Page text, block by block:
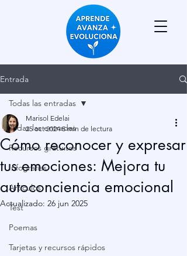
Entrada
Todas las entradas
Recursos gratuitos
Infografías
Artículos
Test
Poemas
Tarjetas y recursos rápidos
Todas las entradas
Cómo reconocer y expresar
tus emociones: Mejora tu
autoconciencia emocional
Marisol Edelai
25 oct 2024 5 min de lectura
Actualizado: 26 jun 2025